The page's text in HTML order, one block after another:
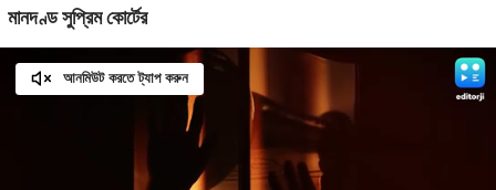
মানদণ্ড সুপ্রিম কোর্টের
আনমিউট করতে ট্যাপ করুন